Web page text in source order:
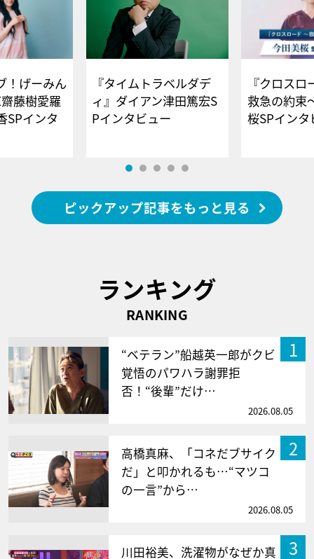
！げーみん
藤樹愛羅
SPインタ
『タイムトラベルダデ
ィ』ダイアン津田篤宏S
Pインタビュー
『クロス
救急の約束
桜SPイ
ピックアップ記事をもっと見る
ランキング
RANKING
1
“ベテラン”船越英一郎がクビ
覚悟のパワハラ謝罪拒
否！“後輩”だけ…
2026.08.05
2
高橋真麻、「コネだブサイク
だ」と叩かれるも…“マツコ
の一言”から…
2026.08.05
3
川田裕美、洗濯物がなぜか真